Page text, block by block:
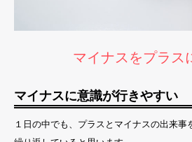
マイナスをプラス
マイナスに意識が行きやすい
１日の中でも、プラスとマイナスの出来事